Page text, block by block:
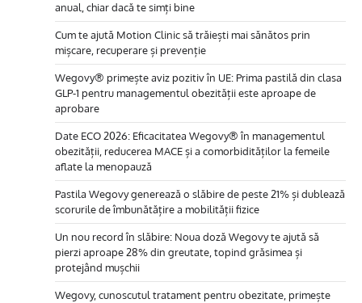
anual, chiar dacă te simți bine
Cum te ajută Motion Clinic să trăiești mai sănătos prin
mișcare, recuperare și prevenție
Wegovy® primește aviz pozitiv în UE: Prima pastilă din clasa
GLP-1 pentru managementul obezității este aproape de
aprobare
Date ECO 2026: Eficacitatea Wegovy® în managementul
obezității, reducerea MACE și a comorbidităților la femeile
aflate la menopauză
Pastila Wegovy generează o slăbire de peste 21% și dublează
scorurile de îmbunătățire a mobilității fizice
Un nou record în slăbire: Noua doză Wegovy te ajută să
pierzi aproape 28% din greutate, topind grăsimea și
protejând mușchii
Wegovy, cunoscutul tratament pentru obezitate, primește